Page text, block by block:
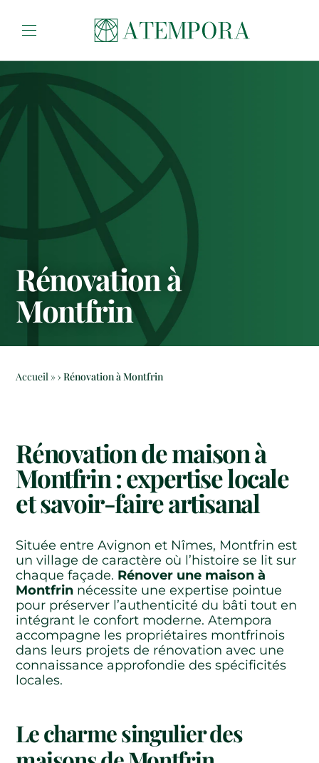
Rénovation à
Montfrin
Accueil» Rénovation à Montfrin
Rénovation de maison à
Montfrin : expertise locale
et savoir-faire artisanal
Située entre Avignon et Nîmes, Montfrin est
un village de caractère où l’histoire se lit sur
chaque façade. Rénover une maison à
Montfrin nécessite une expertise pointue
pour préserver l’authenticité du bâti tout en
intégrant le confort moderne. Atempora
accompagne les propriétaires montfrinois
dans leurs projets de rénovation avec une
connaissance approfondie des spécificités
locales.
Le charme singulier des